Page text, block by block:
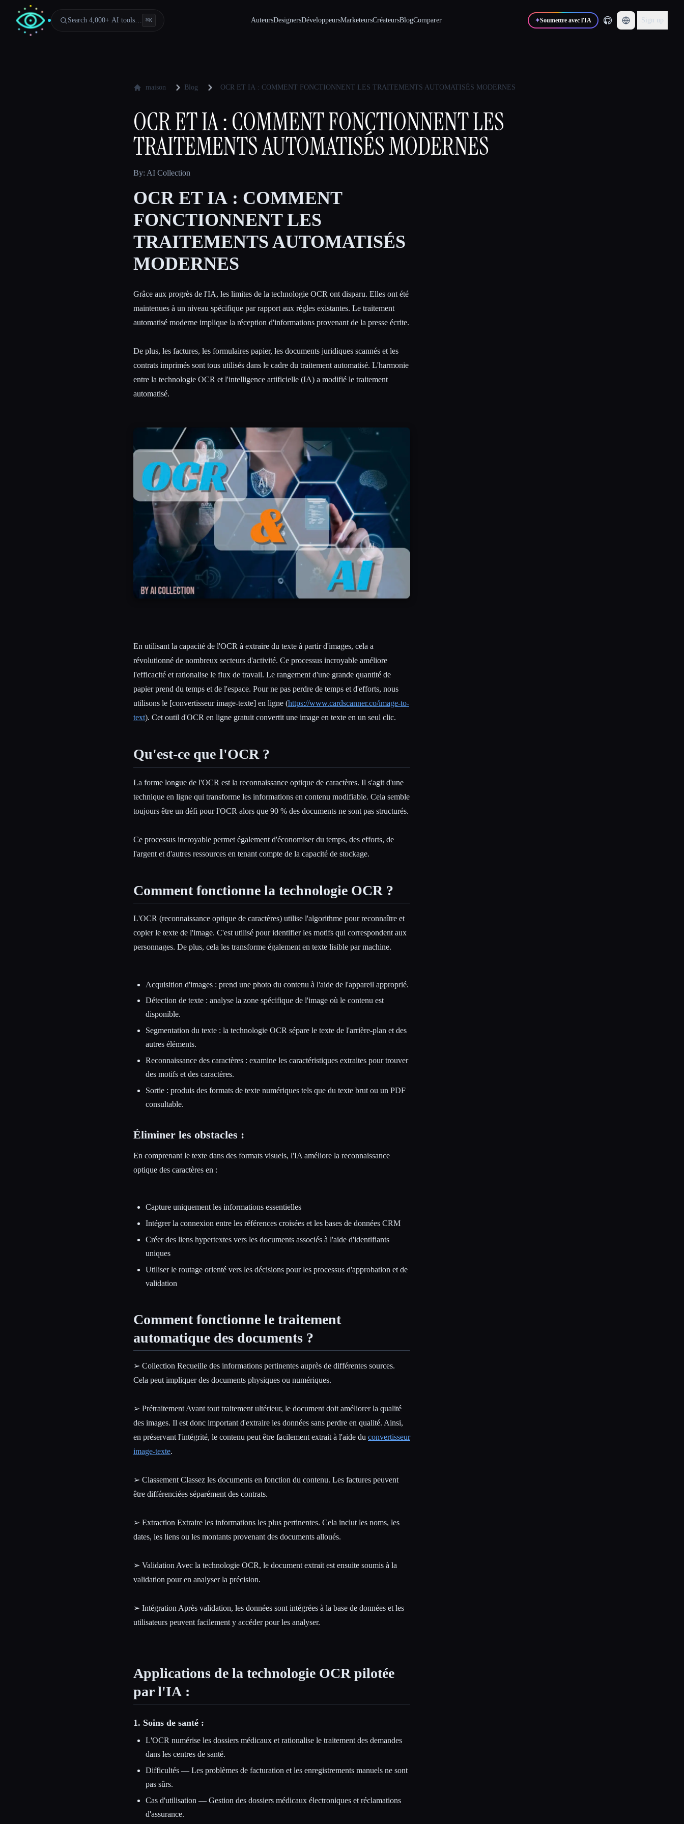
Search 4,000+ AI tools… ⌘K AuteursDesignersDéveloppeursMarketeursCréateursBlogComparer ✦Soumettre avec l'IA Sign up
maison Blog OCR ET IA : COMMENT FONCTIONNENT LES TRAITEMENTS AUTOMATISÉS MODERNES
OCR ET IA : COMMENT FONCTIONNENT LES
TRAITEMENTS AUTOMATISÉS MODERNES
By: AI Collection
OCR ET IA : COMMENT
FONCTIONNENT LES
TRAITEMENTS AUTOMATISÉS
MODERNES
Grâce aux progrès de l'IA, les limites de la technologie OCR ont disparu. Elles ont été
maintenues à un niveau spécifique par rapport aux règles existantes. Le traitement
automatisé moderne implique la réception d'informations provenant de la presse écrite.
De plus, les factures, les formulaires papier, les documents juridiques scannés et les
contrats imprimés sont tous utilisés dans le cadre du traitement automatisé. L'harmonie
entre la technologie OCR et l'intelligence artificielle (IA) a modifié le traitement
automatisé.
En utilisant la capacité de l'OCR à extraire du texte à partir d'images, cela a
révolutionné de nombreux secteurs d'activité. Ce processus incroyable améliore
l'efficacité et rationalise le flux de travail. Le rangement d'une grande quantité de
papier prend du temps et de l'espace. Pour ne pas perdre de temps et d'efforts, nous
utilisons le [convertisseur image-texte] en ligne (https://www.cardscanner.co/image-to-
text). Cet outil d'OCR en ligne gratuit convertit une image en texte en un seul clic.
Qu'est-ce que l'OCR ?
La forme longue de l'OCR est la reconnaissance optique de caractères. Il s'agit d'une
technique en ligne qui transforme les informations en contenu modifiable. Cela semble
toujours être un défi pour l'OCR alors que 90 % des documents ne sont pas structurés.
Ce processus incroyable permet également d'économiser du temps, des efforts, de
l'argent et d'autres ressources en tenant compte de la capacité de stockage.
Comment fonctionne la technologie OCR ?
L'OCR (reconnaissance optique de caractères) utilise l'algorithme pour reconnaître et
copier le texte de l'image. C'est utilisé pour identifier les motifs qui correspondent aux
personnages. De plus, cela les transforme également en texte lisible par machine.
Acquisition d'images : prend une photo du contenu à l'aide de l'appareil approprié.
Détection de texte : analyse la zone spécifique de l'image où le contenu est
disponible.
Segmentation du texte : la technologie OCR sépare le texte de l'arrière-plan et des
autres éléments.
Reconnaissance des caractères : examine les caractéristiques extraites pour trouver
des motifs et des caractères.
Sortie : produis des formats de texte numériques tels que du texte brut ou un PDF
consultable.
Éliminer les obstacles :
En comprenant le texte dans des formats visuels, l'IA améliore la reconnaissance
optique des caractères en :
Capture uniquement les informations essentielles
Intégrer la connexion entre les références croisées et les bases de données CRM
Créer des liens hypertextes vers les documents associés à l'aide d'identifiants
uniques
Utiliser le routage orienté vers les décisions pour les processus d'approbation et de
validation
Comment fonctionne le traitement
automatique des documents ?
➢ Collection Recueille des informations pertinentes auprès de différentes sources.
Cela peut impliquer des documents physiques ou numériques.
➢ Prétraitement Avant tout traitement ultérieur, le document doit améliorer la qualité
des images. Il est donc important d'extraire les données sans perdre en qualité. Ainsi,
en préservant l'intégrité, le contenu peut être facilement extrait à l'aide du convertisseur
image-texte.
➢ Classement Classez les documents en fonction du contenu. Les factures peuvent
être différenciées séparément des contrats.
➢ Extraction Extraire les informations les plus pertinentes. Cela inclut les noms, les
dates, les liens ou les montants provenant des documents alloués.
➢ Validation Avec la technologie OCR, le document extrait est ensuite soumis à la
validation pour en analyser la précision.
➢ Intégration Après validation, les données sont intégrées à la base de données et les
utilisateurs peuvent facilement y accéder pour les analyser.
Applications de la technologie OCR pilotée
par l'IA :
1. Soins de santé :
L'OCR numérise les dossiers médicaux et rationalise le traitement des demandes
dans les centres de santé.
Difficultés — Les problèmes de facturation et les enregistrements manuels ne sont
pas sûrs.
Cas d'utilisation — Gestion des dossiers médicaux électroniques et réclamations
d'assurance.